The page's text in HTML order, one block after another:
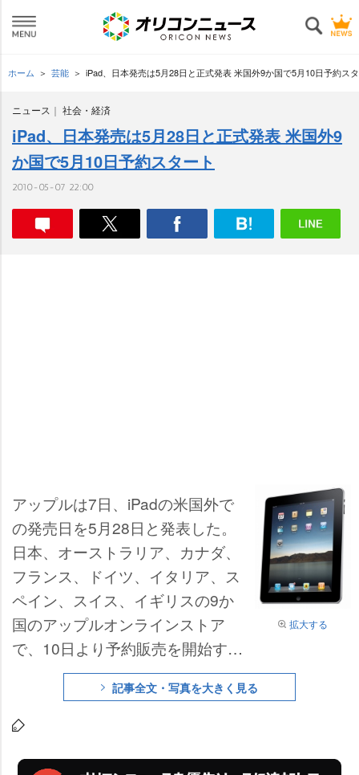
ホーム 芸能 iPad、日本発売は5月28日と正式発表 米国外9か国で5月10日予約ス
ニュース 社会・経済
iPad、日本発売は5月28日と正式発表 米国外9
か国で5月10日予約スタート
2010-05-07 22:00
拡大する
アップルは7日、iPadの米国外で
の発売日を5月28日と発表した。
日本、オーストラリア、カナダ、
フランス、ドイツ、イタリア、ス
ペイン、スイス、イギリスの9か
国のアップルオンラインストア
で、10日より予約販売を開始す
記事全文・写真を大きく見る